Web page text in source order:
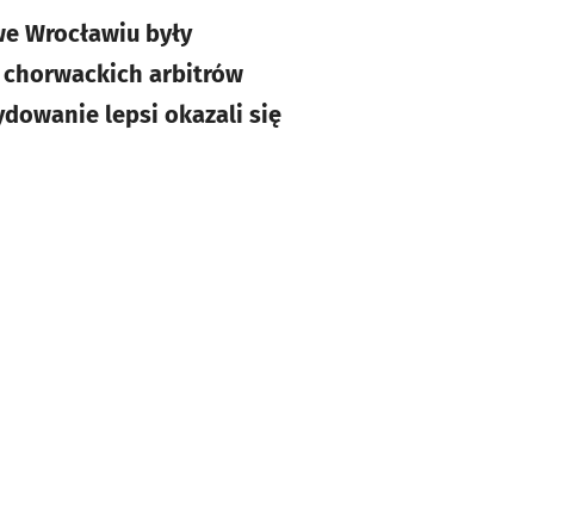
Wrocławiu były
chorwackich arbitrów
lepsi okazali się